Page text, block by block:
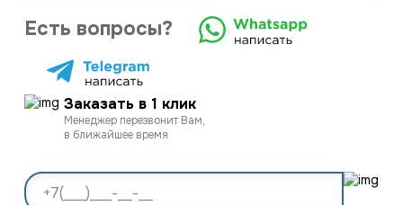
Есть вопросы?
Заказать в 1 клик
Менеджер перезвонит Вам,
в ближайшее время